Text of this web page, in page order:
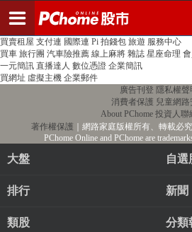
PChome首頁 線上購物 24h購物 書店
買賣租屋 支付連 國際連 Pi 拍錢包 旅遊 服務中心
買車 旅行團 汽車險推薦 線上麻將 雜誌 星座命理
一元簡訊 直播達人 數位憑證 企業簡訊
買網址 虛擬主機 企業郵件
廣告刊登 隱私權聲
消費者保護 兒童網路
About PChome 投資人聯
著作權保護 ｜網路家庭版權所有、轉載必究
PChome Online and PChome are
大盤 自選
排行 新聞
類股 分類